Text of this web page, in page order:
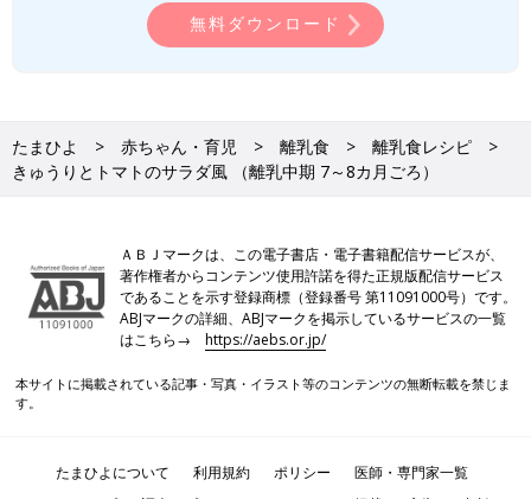
●1回の食事で食べさせる初めての食材は1種類とし、食物アレル
ギーに注意をして少量ずつ与えるのが基本です。食べ慣れた食材
離乳食の「時期・食材別大きさの目安」はこち
ら！
材・レシピも動画で分かる きほんの離乳食
前の話
白菜とみかんのヨー
グルトのせ （離乳中
一覧
次の話
無料ダウンロード
たまひよ 赤ちゃん・育児 離乳食
離乳食レシピ
きゅうりとトマトのサラダ風 （離乳中期 7～8カ月ごろ）
ＡＢＪマークは、この電子書店・電子書籍配信サービスが、
著作権者からコンテンツ使用許諾を得た正規版配信サービス
であることを示す登録商標（登録番号 第11091000号）です。
ABJマークの詳細、ABJマークを掲示しているサービスの一覧
はこちら→https://aebs.or.jp/
本サイトに掲載されている記事・写真・イラスト等のコンテンツの無断転載を禁じま
す。
たまひよについて 利用規約 ポリシー
医師・専門家一覧